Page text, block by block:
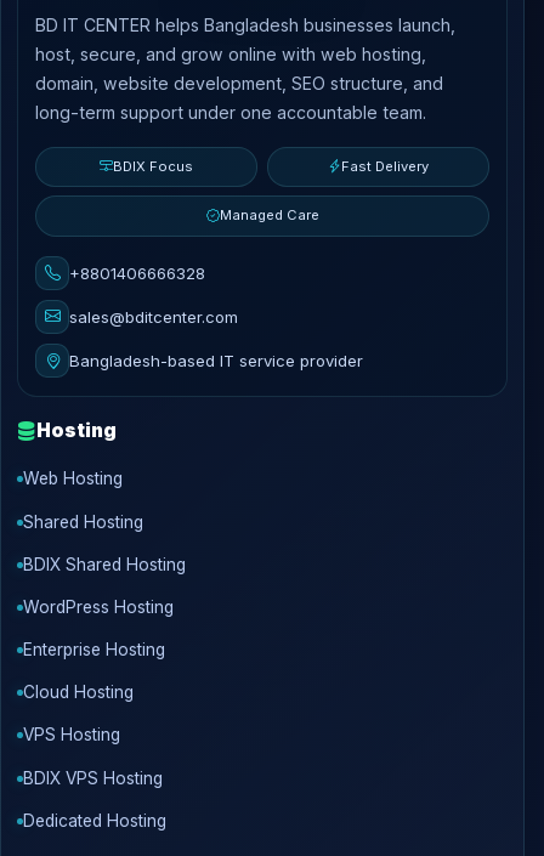
BD IT CENTER helps Bangladesh businesses launch,
host, secure, and grow online with web hosting,
domain, website development, SEO structure, and
long-term support under one accountable team.
BDIX Focus Fast Delivery
Managed Care
+8801406666328
sales@bditcenter.com
Bangladesh-based IT service provider
Hosting
Web Hosting
Shared Hosting
BDIX Shared Hosting
WordPress Hosting
Enterprise Hosting
Cloud Hosting
VPS Hosting
BDIX VPS Hosting
Dedicated Hosting